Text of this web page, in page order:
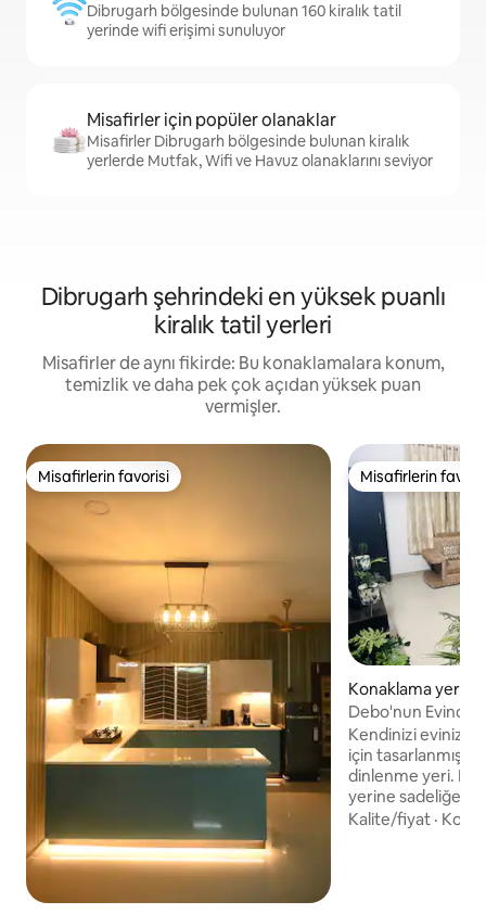
Dibrugarh bölgesinde bulunan 160 kiralık tatil
yerinde wifi erişimi sunuluyor
Misafirler için popüler olanaklar
Misafirler Dibrugarh bölgesinde bulunan kiralık
yerlerde Mutfak, Wifi ve Havuz olanaklarını seviyor
Dibrugarh şehrindeki en yüksek puanlı
kiralık tatil yerleri
Misafirler de aynı fikirde: Bu konaklamalara konum,
temizlik ve daha pek çok açıdan yüksek puan
vermişler.
Misafirlerin favorisi
Misafirlerin favorisi Misafirlerin
Misafirlerin
Konaklama yeri -
bylane no 2,
Debo'nun Evinde
Kendinizi
için tasarlanmış
dinlenme yeri.
yerine sadeliğe
şeylere öncelik
Kalite/fiyat ·